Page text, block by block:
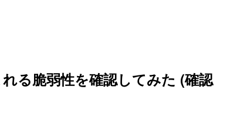
る脆弱性を確認してみた (確認